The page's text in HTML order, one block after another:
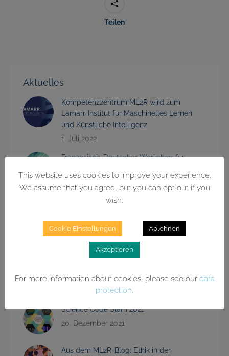
Teilen
Aktuelles
Kompetenzzentrum ML2R wird zum
Lamarr-Institut für Maschinelles Lernen
und Künstliche Intelligenz
1. Juli 2022
Französisch-Deutscher Workshop für
Veranstaltung zu Erklärbarkeit von
Zusammenarbeit der deutschen KI-
Zentren
25. März 2022
2. Februar 2022
Science Code Slam 2021
20. Dezember 2021
Aus dem ML2R-Blog: Ethik in der
This website uses cookies to improve your experience.
We assume that you agree, but you can opt out if you
wish.
Cookie Einstellungen Ablehnen
Akzeptieren
For more information about cookies, please see our data
protection.